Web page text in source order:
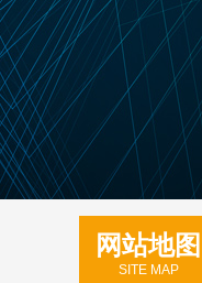
网站地图
SITE MAP